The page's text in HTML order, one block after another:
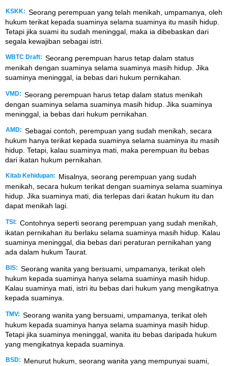
KSKK: Seorang perempuan yang telah menikah, umpamanya, oleh
hukum terikat kepada suaminya selama suaminya itu masih hidup.
Tetapi jika suami itu sudah meninggal, maka ia dibebaskan dari
segala kewajiban sebagai istri.
WBTC Draft: Seorang perempuan harus tetap dalam status
menikah dengan suaminya selama suaminya masih hidup. Jika
suaminya meninggal, ia bebas dari hukum pernikahan.
VMD: Seorang perempuan harus tetap dalam status menikah
dengan suaminya selama suaminya masih hidup. Jika suaminya
meninggal, ia bebas dari hukum pernikahan.
AMD: Sebagai contoh, perempuan yang sudah menikah, secara
hukum hanya terikat kepada suaminya selama suaminya itu masih
hidup. Tetapi, kalau suaminya mati, maka perempuan itu bebas
dari ikatan hukum pernikahan.
Kitab Kehidupan:
Misalnya, seorang perempuan yang sudah
menikah, secara hukum terikat dengan suaminya selama suaminya
hidup. Jika suaminya mati, dia terlepas dari ikatan hukum itu dan
dapat menikah lagi.
TSI: Contohnya seperti seorang perempuan yang sudah menikah,
ikatan pernikahan itu berlaku selama suaminya masih hidup. Kalau
suaminya meninggal, dia bebas dari peraturan pernikahan yang
ada dalam hukum Taurat.
BIS: Seorang wanita yang bersuami, umpamanya, terikat oleh
hukum kepada suaminya hanya selama suaminya masih hidup.
Kalau suaminya mati, istri itu bebas dari hukum yang mengikatnya
kepada suaminya.
TMV: Seorang wanita yang bersuami, umpamanya, terikat oleh
hukum kepada suaminya hanya selama suaminya masih hidup.
Tetapi jika suaminya meninggal, wanita itu bebas daripada hukum
yang mengikatnya kepada suaminya.
BSD:
Menurut hukum, seorang wanita yang mempunyai suami,